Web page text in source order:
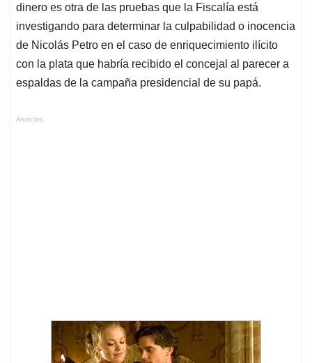
dinero es otra de las pruebas que la Fiscalía está
investigando para determinar la culpabilidad o inocencia
de Nicolás Petro en el caso de enriquecimiento ilícito
con la plata que habría recibido el concejal al parecer a
espaldas de la campaña presidencial de su papá.
Anuncios.